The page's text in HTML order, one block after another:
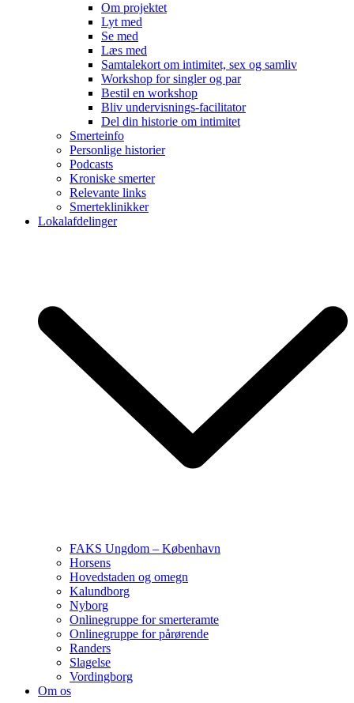
Om projektet
Lyt med
Se med
Læs med
Samtalekort om intimitet, sex og samliv
Workshop for singler og par
Bestil en workshop
Bliv undervisnings-facilitator
Del din historie om intimitet
Smerteinfo
Personlige historier
Podcasts
Kroniske smerter
Relevante links
Smerteklinikker
Lokalafdelinger
FAKS Ungdom – København
Horsens
Hovedstaden og omegn
Kalundborg
Nyborg
Onlinegruppe for smerteramte
Onlinegruppe for pårørende
Randers
Slagelse
Vordingborg
Om os